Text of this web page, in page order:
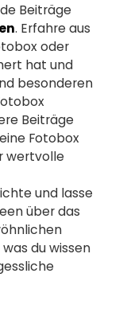
Beiträge
. Erfahre aus
oder
hat und
besonderen
Beiträge
Fotobox
wertvolle
und lasse
über das
du wissen